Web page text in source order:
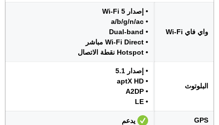
واي فاي Wi-Fi
• إصدار Wi-Fi 5
• a/b/g/n/ac
• Dual-band
• Wi-Fi Direct مباشر
• Hotspot نقطة الاتصال
البلوتوث
• إصدار 5.1
• aptX HD
• A2DP
• LE
GPS يدعم